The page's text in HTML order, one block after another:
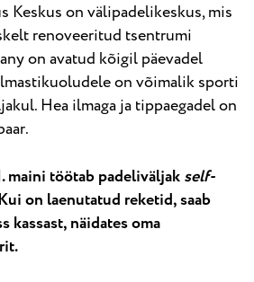
Keskus on välipadelikeskus, mis
renoveeritud tsentrumi
on avatud kõigil päevadel
on võimalik sporti
Hea ilmaga ja tippaegadel on
maini töötab padeliväljakself-
on laenutatud reketid, saab
kassast, näidates oma